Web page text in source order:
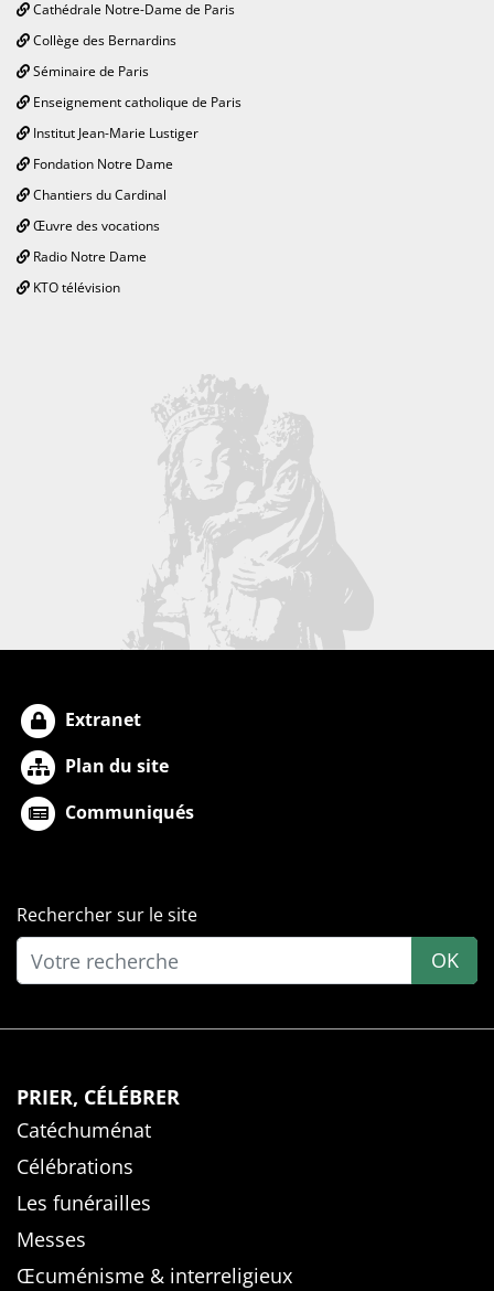
Cathédrale Notre-Dame de Paris
Collège des Bernardins
Séminaire de Paris
Enseignement catholique de Paris
Institut Jean-Marie Lustiger
Fondation Notre Dame
Chantiers du Cardinal
Œuvre des vocations
Radio Notre Dame
KTO télévision
Extranet
Plan du site
Communiqués
Rechercher sur le site
OK
PRIER, CÉLÉBRER
Catéchuménat
Célébrations
Les funérailles
Messes
Œcuménisme & interreligieux